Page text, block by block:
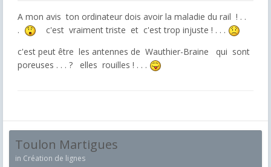
A mon avis ton ordinateur dois avoir la maladie du rail ! . .
.
c'est vraiment triste et c'est trop injuste ! . . .
c'est peut être les antennes de Wauthier-Braine qui sont
poreuses . . . ? elles rouilles ! . . .
Toulon Martigues
in Création de lignes